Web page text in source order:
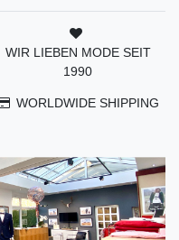
WIR LIEBEN MODE SEIT
1990
WORLDWIDE SHIPPING